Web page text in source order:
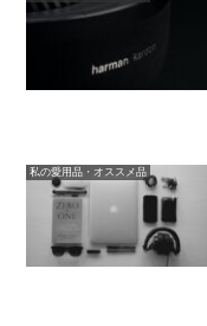
私の愛用品・オススメ品